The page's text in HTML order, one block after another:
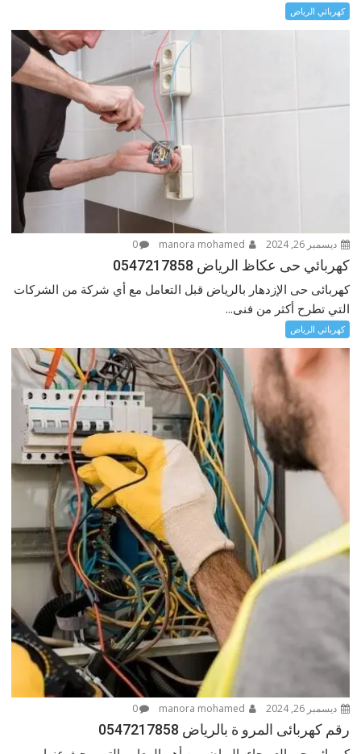
كهربائي الرياض
ديسمبر 26, 2024 0
كهربائي حى عكاظ الرياض 0547217858
كهربائى حى الإزدهار بالرياض قبل التعامل مع أي شركة من الشركات
التي تطرح أكثر من فنى...
كهربائي الرياض
ديسمبر 26, 2024 0
رقم كهربائى المرو ة بالرياض 0547217858